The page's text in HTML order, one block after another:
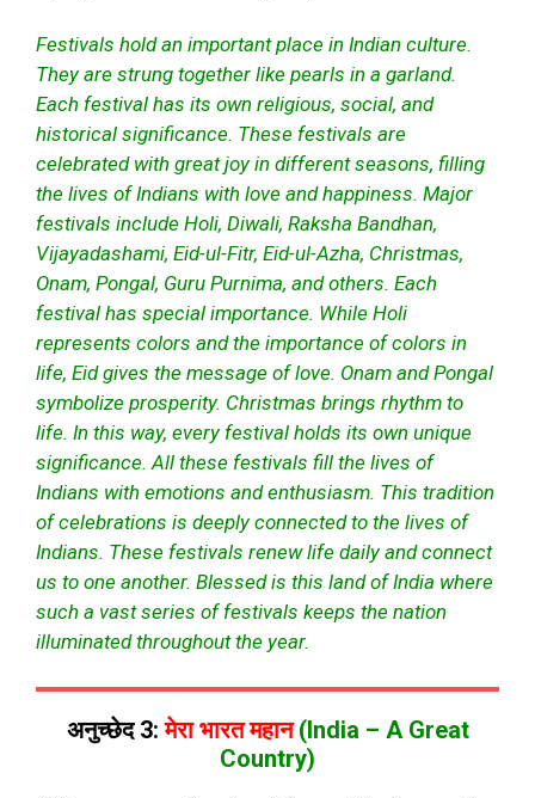
Festivals hold an important place in Indian culture.
They are strung together like pearls in a garland.
Each festival has its own religious, social, and
historical significance. These festivals are
celebrated with great joy in different seasons, filling
the lives of Indians with love and happiness. Major
festivals include Holi, Diwali, Raksha Bandhan,
Vijayadashami, Eid-ul-Fitr, Eid-ul-Azha, Christmas,
Onam, Pongal, Guru Purnima, and others. Each
festival has special importance. While Holi
represents colors and the importance of colors in
life, Eid gives the message of love. Onam and Pongal
symbolize prosperity. Christmas brings rhythm to
life. In this way, every festival holds its own unique
significance. All these festivals fill the lives of
Indians with emotions and enthusiasm. This tradition
of celebrations is deeply connected to the lives of
Indians. These festivals renew life daily and connect
us to one another. Blessed is this land of India where
such a vast series of festivals keeps the nation
illuminated throughout the year.
अनुच्छेद 3:मेरा भारत महान (India – A Great
Country)